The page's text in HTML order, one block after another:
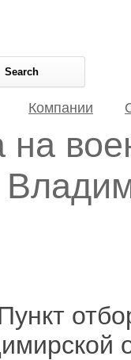
Компании
на